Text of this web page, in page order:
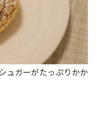
ュガーがたっぷりかか